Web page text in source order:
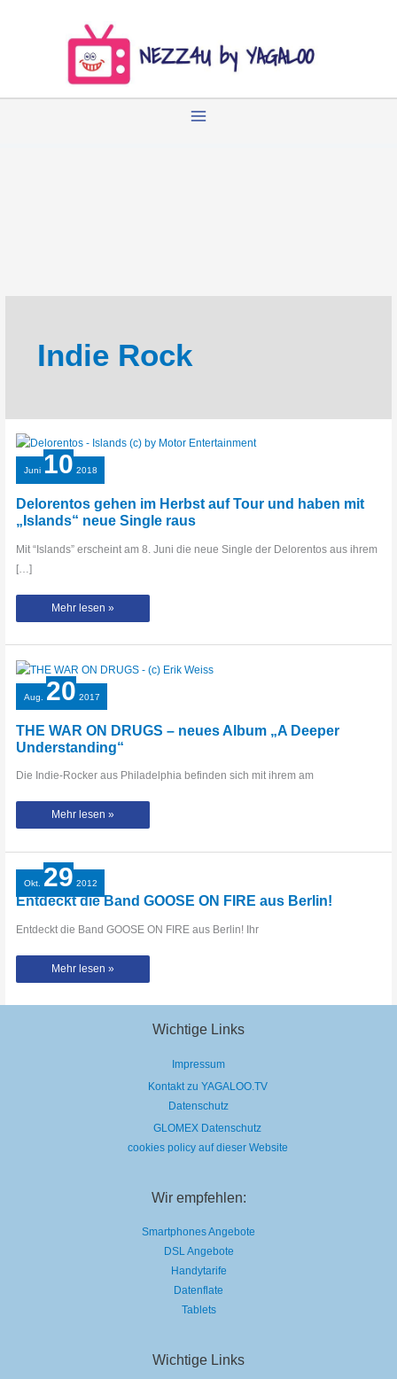
Indie Rock
Juni 10 2018
Delorentos gehen im Herbst auf Tour und haben mit
„Islands“ neue Single raus
Mit “Islands” erscheint am 8. Juni die neue Single der Delorentos aus ihrem
[…]
Delorentos
im
auf
und
haben
mit
„Islands“
neue
Single
raus
Mehr lesen »
Aug. 20 2017
THE WAR ON DRUGS – neues Album „A Deeper
Understanding“
Die Indie-Rocker aus Philadelphia befinden sich mit ihrem am
THE
–
neues
Album
„A
Understanding“
Mehr lesen »
Okt. 29 2012
Entdeckt die Band GOOSE ON FIRE aus Berlin!
Entdeckt die Band GOOSE ON FIRE aus Berlin! Ihr
Entdeckt
ON
Mehr lesen »
Wichtige Links
Impressum
Kontakt zu YAGALOO.TV
Datenschutz
GLOMEX Datenschutz
cookies policy auf dieser Website
Wir empfehlen:
Smartphones Angebote
DSL Angebote
Handytarife
Datenflate
Tablets
Wichtige Links